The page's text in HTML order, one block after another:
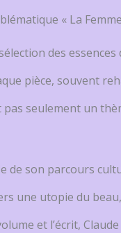
« La
des
pièce, souvent
pas seulement un
son parcours
une utopie du
et l’écrit,